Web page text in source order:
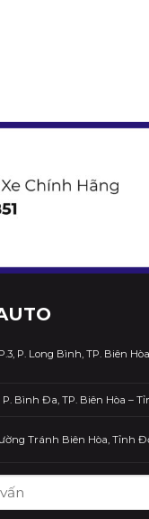
P. Long Bình, TP. Biên
P. Bình Đa, TP. Biên Hòa –
Tránh Biên Hòa, Tỉnh